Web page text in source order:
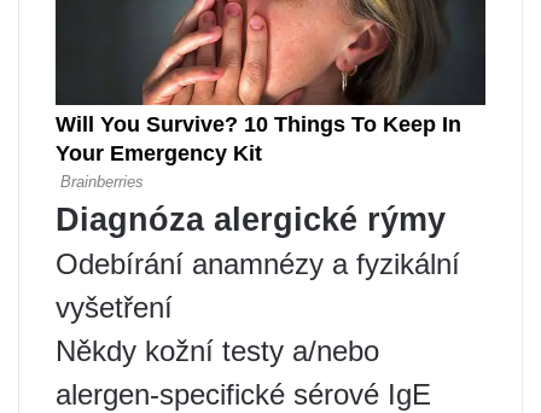
Diagnóza alergické rýmy
Odebírání anamnézy a fyzikální
vyšetření
Někdy kožní testy a/nebo
alergen-specifické sérové ​​IgE